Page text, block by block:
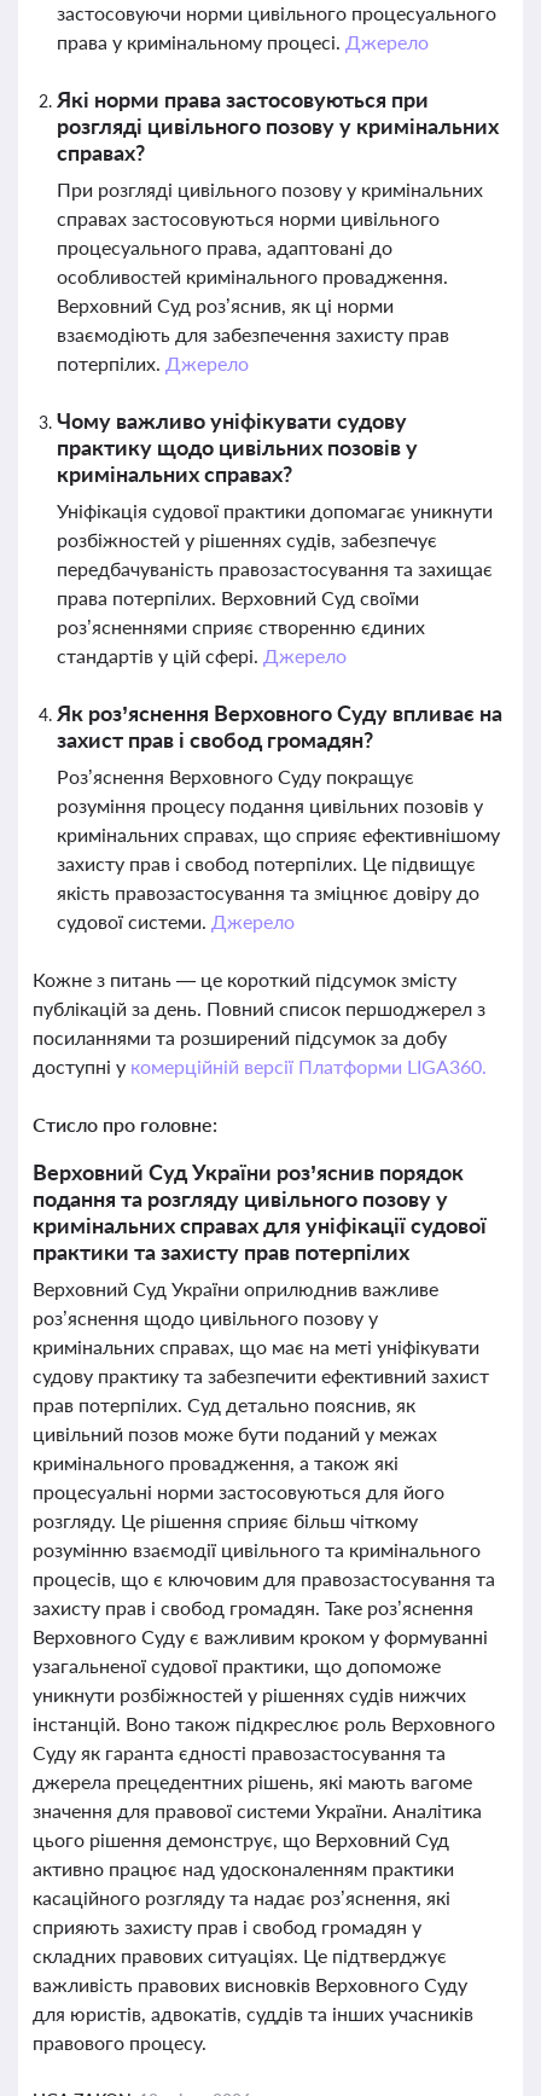
застосовуючи норми цивільного процесуального
права у кримінальному процесі. Джерело
Які норми права застосовуються при
розгляді цивільного позову у кримінальних
справах?
При розгляді цивільного позову у кримінальних
справах застосовуються норми цивільного
процесуального права, адаптовані до
особливостей кримінального провадження.
Верховний Суд роз’яснив, як ці норми
взаємодіють для забезпечення захисту прав
потерпілих. Джерело
Чому важливо уніфікувати судову
практику щодо цивільних позовів у
кримінальних справах?
Уніфікація судової практики допомагає уникнути
розбіжностей у рішеннях судів, забезпечує
передбачуваність правозастосування та захищає
права потерпілих. Верховний Суд своїми
роз’ясненнями сприяє створенню єдиних
стандартів у цій сфері. Джерело
Як роз’яснення Верховного Суду впливає на
захист прав і свобод громадян?
Роз’яснення Верховного Суду покращує
розуміння процесу подання цивільних позовів у
кримінальних справах, що сприяє ефективнішому
захисту прав і свобод потерпілих. Це підвищує
якість правозастосування та зміцнює довіру до
судової системи. Джерело
Кожне з питань — це короткий підсумок змісту
публікацій за день. Повний список першоджерел з
посиланнями та розширений підсумок за добу
доступні у комерційній версії Платформи LIGA360.
Стисло про головне:
Верховний Суд України роз’яснив порядок
подання та розгляду цивільного позову у
кримінальних справах для уніфікації судової
практики та захисту прав потерпілих
Верховний Суд України оприлюднив важливе
роз’яснення щодо цивільного позову у
кримінальних справах, що має на меті уніфікувати
судову практику та забезпечити ефективний захист
прав потерпілих. Суд детально пояснив, як
цивільний позов може бути поданий у межах
кримінального провадження, а також які
процесуальні норми застосовуються для його
розгляду. Це рішення сприяє більш чіткому
розумінню взаємодії цивільного та кримінального
процесів, що є ключовим для правозастосування та
захисту прав і свобод громадян. Таке роз’яснення
Верховного Суду є важливим кроком у формуванні
узагальненої судової практики, що допоможе
уникнути розбіжностей у рішеннях судів нижчих
інстанцій. Воно також підкреслює роль Верховного
Суду як гаранта єдності правозастосування та
джерела прецедентних рішень, які мають вагоме
значення для правової системи України. Аналітика
цього рішення демонструє, що Верховний Суд
активно працює над удосконаленням практики
касаційного розгляду та надає роз’яснення, які
сприяють захисту прав і свобод громадян у
складних правових ситуаціях. Це підтверджує
важливість правових висновків Верховного Суду
для юристів, адвокатів, суддів та інших учасників
правового процесу.